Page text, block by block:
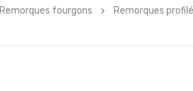
Remorques fourgons Remorques